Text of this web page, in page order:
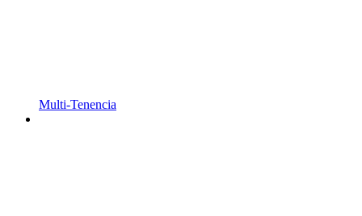
Multi-Tenencia